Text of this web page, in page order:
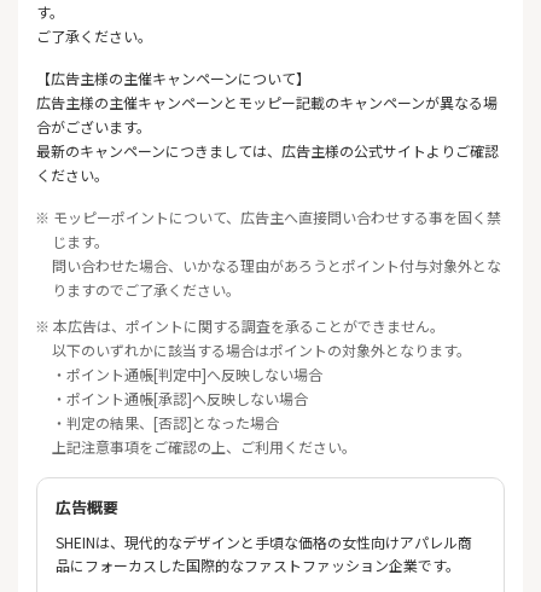
す。
ご了承ください。
【広告主様の主催キャンペーンについて】
広告主様の主催キャンペーンとモッピー記載のキャンペーンが異なる場
合がございます。
最新のキャンペーンにつきましては、広告主様の公式サイトよりご確認
ください。
※ モッピーポイントについて、広告主へ直接問い合わせする事を固く禁
じます。
問い合わせた場合、いかなる理由があろうとポイント付与対象外とな
りますのでご了承ください。
※ 本広告は、ポイントに関する調査を承ることができません。
以下のいずれかに該当する場合はポイントの対象外となります。
・ポイント通帳[判定中]へ反映しない場合
・ポイント通帳[承認]へ反映しない場合
・判定の結果、[否認]となった場合
上記注意事項をご確認の上、ご利用ください。
広告概要
SHEINは、現代的なデザインと手頃な価格の女性向けアパレル商
品にフォーカスした国際的なファストファッション企業です。